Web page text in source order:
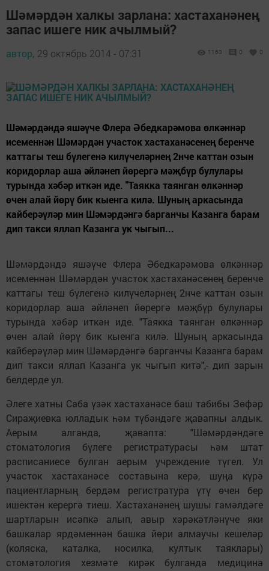
Шәмәрдән халкы зарлана: хас­таханәнең
запас ишеге ник ачылмый?
автор, 29 октябрь 2014 - 07:31 1163 0 0
Шәмәрдәндә яшәүче Флера Әбедкарәмова өл­кән­нәр
исеменнән Шәмәрдән участок хас­таханәсенең беренче
каттагы теш бүлегенә ки­лүчеләрнең 2нче каттан озын
коридорлар аша әйләнеп йөрергә мәҗбүр булулары
турында хәбәр иткән иде. "Таякка таянган өлкәннәр
өчен алай йөрү бик кыенга килә. Шуның аркасында
кайберәүләр мин Шәмәрдәнгә барганчы Казанга барам
дип такси яллап Казанга ук чыгып...
Шәмәрдәндә яшәүче Флера Әбедкарәмова өл­кән­нәр
исеменнән Шәмәрдән участок хас­таханәсенең беренче
каттагы теш бүлегенә ки­лүчеләрнең 2нче каттан озын
коридорлар аша әйләнеп йөрергә мәҗбүр булулары
турында хәбәр иткән иде. "Таякка таянган өлкәннәр
өчен алай йөрү бик кыенга килә. Шуның аркасында
кайберәүләр мин Шәмәрдәнгә барганчы Казанга барам
дип такси яллап Казанга ук чыгып китә",- дип зарын
белдерде ул.
Әлеге хатны Саба үзәк хастаханәсе баш табибы Зөфәр
Сираҗиевка юлладык һәм түбәндәге җавапны алдык.
Аерым алганда, җавапта: "Шәмәрдәндәге
стоматология бүлеге регистратурасы һәм штат
расписаниесе булган аерым учреждение түгел. Ул
участок хастаханәсе составына керә, шуңа күрә
пациентларның бердәм регистратура үтү өчен бер
ишектән керергә тиеш. Хастаханәнең шушы гамәлдәге
шартларын исәпкә алып, авыр хәрәкәтләнүче яки
башкалар ярдәменнән башка йөри алмаучы кешеләр
(коляска, каталка, носилка, култык таяклары)
стоматология хезмәте кирәк булганда медицина